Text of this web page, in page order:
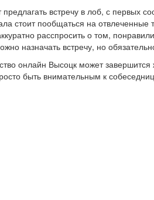
предлагать встречу в лоб, с первых
стоит пообщаться на отвлеченные
расспросить о том,
назначать встречу, но
онлайн Высоцк может
быть внимательным к